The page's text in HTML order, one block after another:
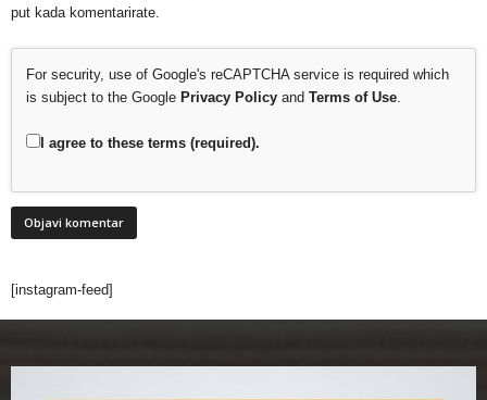
put kada komentarirate.
For security, use of Google's reCAPTCHA service is required which
is subject to the Google Privacy Policy and Terms of Use.
I agree to these terms (required).
[instagram-feed]